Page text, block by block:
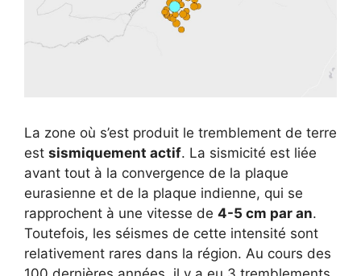
La zone où s’est produit le tremblement de terre
est sismiquement actif. La sismicité est liée
avant tout à la convergence de la plaque
eurasienne et de la plaque indienne, qui se
rapprochent à une vitesse de 4-5 cm par an.
Toutefois, les séismes de cette intensité sont
relativement rares dans la région. Au cours des